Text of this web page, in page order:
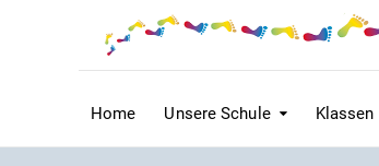
Home Unsere Schule Klassen